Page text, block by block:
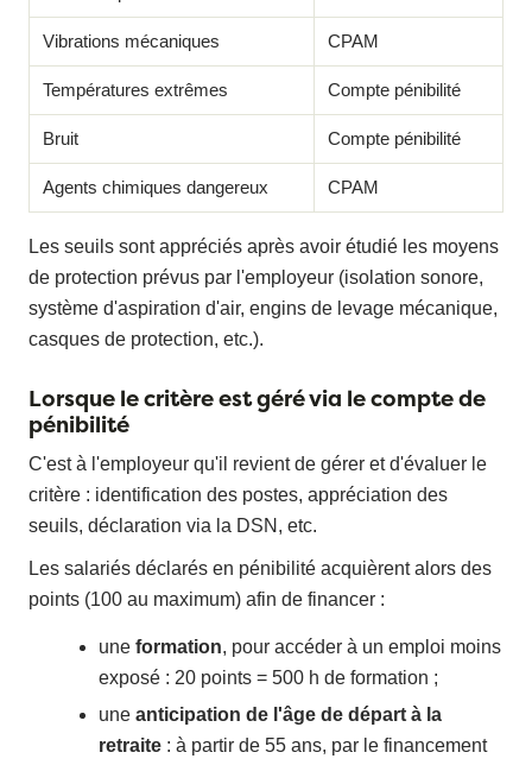
Vibrations mécaniques CPAM
Températures extrêmes Compte pénibilité
Bruit Compte pénibilité
Agents chimiques dangereux CPAM
Les seuils sont appréciés après avoir étudié les moyens
de protection prévus par l'employeur (isolation sonore,
système d'aspiration d'air, engins de levage mécanique,
casques de protection, etc.).
Lorsque le critère est géré via le compte de
pénibilité
C'est à l'employeur qu'il revient de gérer et d'évaluer le
critère : identification des postes, appréciation des
seuils, déclaration via la DSN, etc.
Les salariés déclarés en pénibilité acquièrent alors des
points (100 au maximum) afin de financer :
uneformation, pour accéder à un emploi moins
exposé : 20 points = 500 h de formation ;
uneanticipation de l'âge de départ à la
retraite : à partir de 55 ans, par le financement